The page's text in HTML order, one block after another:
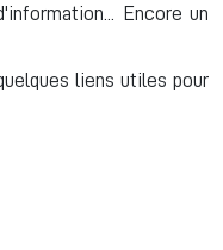
Encore un
liens utiles pour